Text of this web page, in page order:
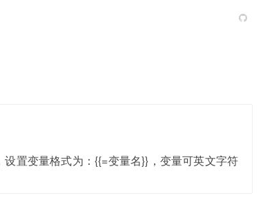
置变量格式为：{{=变量名}}，变量可英文字符